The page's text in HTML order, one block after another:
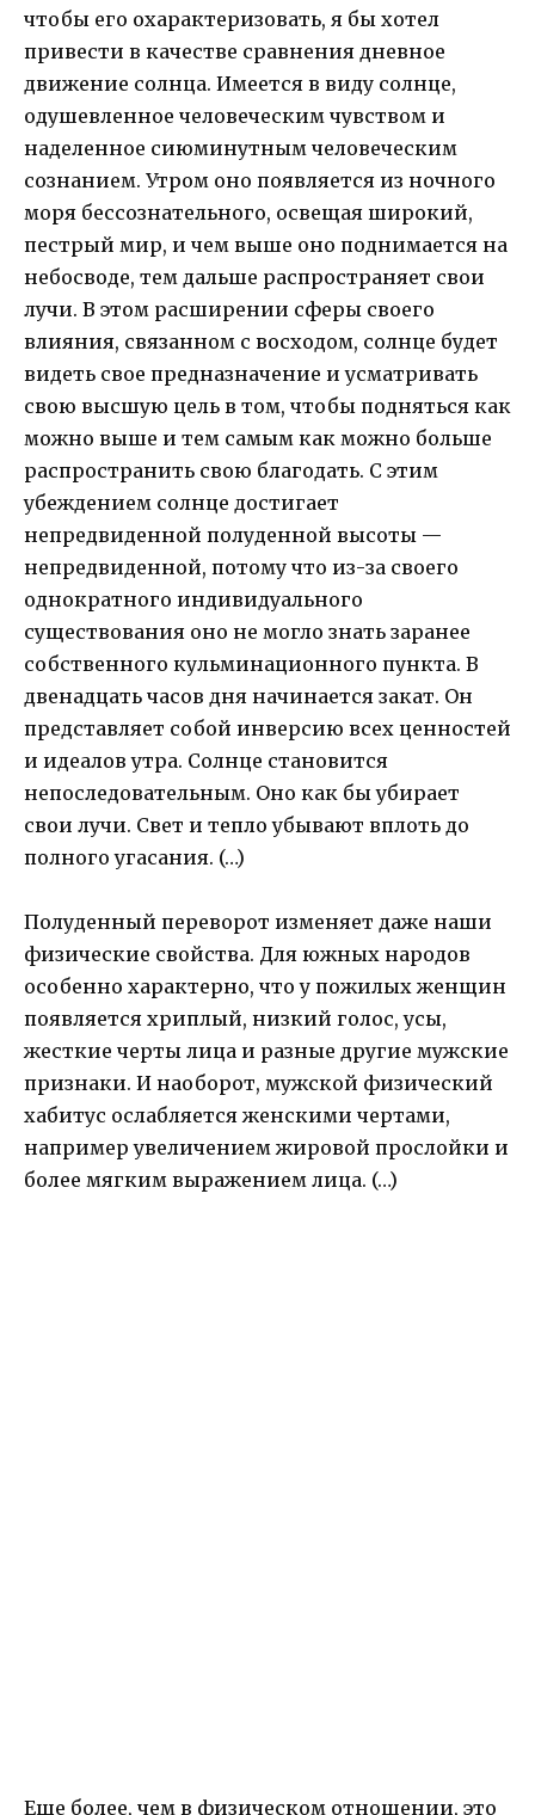
чтобы его охарактеризовать, я бы хотел
привести в качестве сравнения дневное
движение солнца. Имеется в виду солнце,
одушевленное человеческим чувством и
наделенное сиюминутным человеческим
сознанием. Утром оно появляется из ночного
моря бессознательного, освещая широкий,
пестрый мир, и чем выше оно поднимается на
небосводе, тем дальше распространяет свои
лучи. В этом расширении сферы своего
влияния, связанном с восходом, солнце будет
видеть свое предназначение и усматривать
свою высшую цель в том, чтобы подняться как
можно выше и тем самым как можно больше
распространить свою благодать. С этим
убеждением солнце достигает
непредвиденной полуденной высоты —
непредвиденной, потому что из-за своего
однократного индивидуального
существования оно не могло знать заранее
собственного кульминационного пункта. В
двенадцать часов дня начинается закат. Он
представляет собой инверсию всех ценностей
и идеалов утра. Солнце становится
непоследовательным. Оно как бы убирает
свои лучи. Свет и тепло убывают вплоть до
полного угасания. (…)
Полуденный переворот изменяет даже наши
физические свойства. Для южных народов
особенно характерно, что у пожилых женщин
появляется хриплый, низкий голос, усы,
жесткие черты лица и разные другие мужские
признаки. И наоборот, мужской физический
хабитус ослабляется женскими чертами,
например увеличением жировой прослойки и
более мягким выражением лица. (…)
Еще более, чем в физическом отношении, это